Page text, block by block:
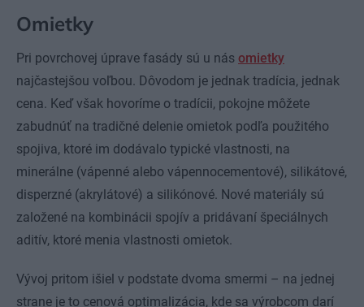
Omietky
Pri povrchovej úprave fasády sú u nás omietky
najčastejšou voľbou. Dôvodom je jednak tradícia, jednak
cena. Keď však hovoríme o tradícii, pokojne môžete
zabudnúť na tradičné delenie omietok podľa použitého
spojiva, ktoré im dodávalo typické vlastnosti, na
minerálne (vápenné alebo vápennocementové), silikátové,
disperzné (akrylátové) a silikónové. Nové materiály sú
založené na kombinácii spojív a pridávaní špeciálnych
aditív, ktoré menia vlastnosti omietok.
Vývoj pritom išiel v podstate dvoma smermi – na jednej
strane je to cenová optimalizácia, kde sa výrobcom darí